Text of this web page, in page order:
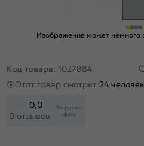
Изображение может немного
Код товара: 1027884
Этот товар смотрят 24
0,0
0 отзывов
Загрузить
фото